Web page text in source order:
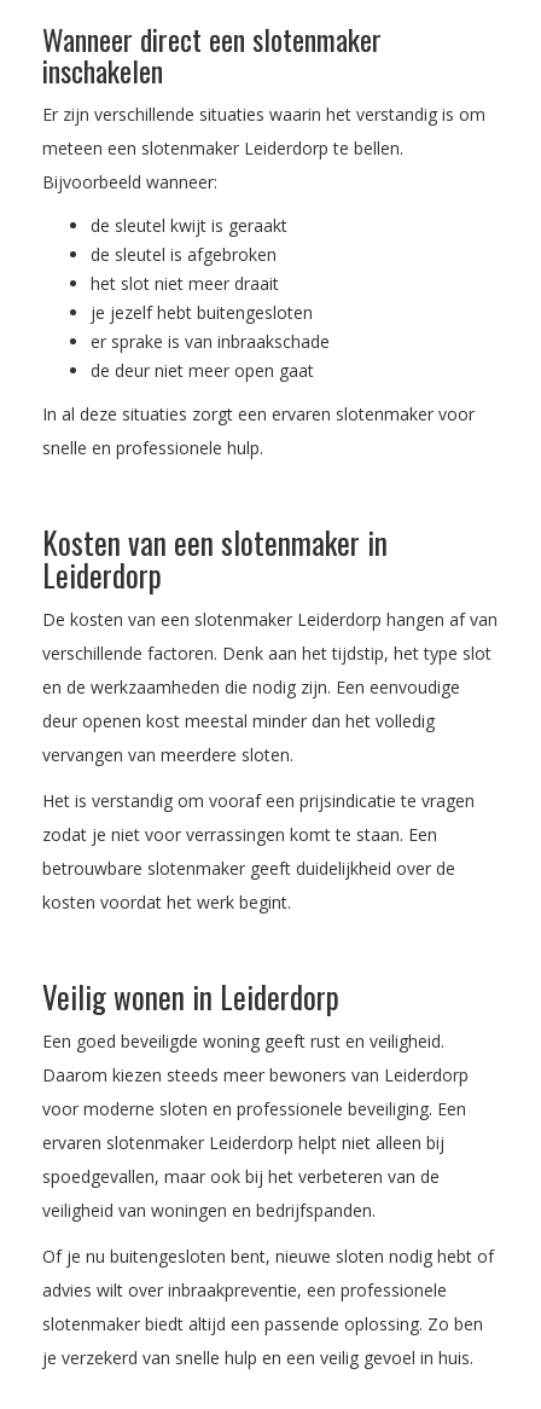
Wanneer direct een slotenmaker
inschakelen
Er zijn verschillende situaties waarin het verstandig is om
meteen een slotenmaker Leiderdorp te bellen.
Bijvoorbeeld wanneer:
de sleutel kwijt is geraakt
de sleutel is afgebroken
het slot niet meer draait
je jezelf hebt buitengesloten
er sprake is van inbraakschade
de deur niet meer open gaat
In al deze situaties zorgt een ervaren slotenmaker voor
snelle en professionele hulp.
Kosten van een slotenmaker in
Leiderdorp
De kosten van een slotenmaker Leiderdorp hangen af van
verschillende factoren. Denk aan het tijdstip, het type slot
en de werkzaamheden die nodig zijn. Een eenvoudige
deur openen kost meestal minder dan het volledig
vervangen van meerdere sloten.
Het is verstandig om vooraf een prijsindicatie te vragen
zodat je niet voor verrassingen komt te staan. Een
betrouwbare slotenmaker geeft duidelijkheid over de
kosten voordat het werk begint.
Veilig wonen in Leiderdorp
Een goed beveiligde woning geeft rust en veiligheid.
Daarom kiezen steeds meer bewoners van Leiderdorp
voor moderne sloten en professionele beveiliging. Een
ervaren slotenmaker Leiderdorp helpt niet alleen bij
spoedgevallen, maar ook bij het verbeteren van de
veiligheid van woningen en bedrijfspanden.
Of je nu buitengesloten bent, nieuwe sloten nodig hebt of
advies wilt over inbraakpreventie, een professionele
slotenmaker biedt altijd een passende oplossing. Zo ben
je verzekerd van snelle hulp en een veilig gevoel in huis.